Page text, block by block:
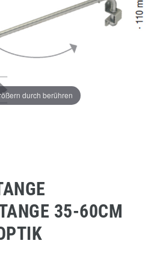
durch berühren
35-60CM